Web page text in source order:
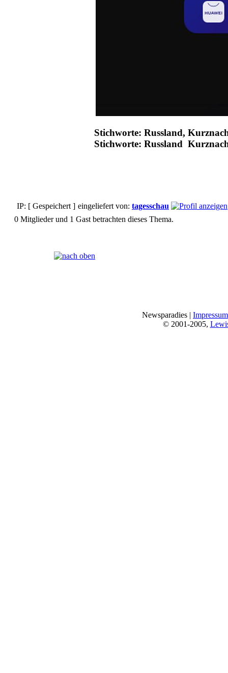
Stichworte: Russland,
Stichworte: Russland
IP: [ Gespeichert ] eingeliefert von: tagesschau
0 Mitglieder und 1 Gast betrachten dieses Thema.
Newsparadies | Impressum
© 2001-2005,